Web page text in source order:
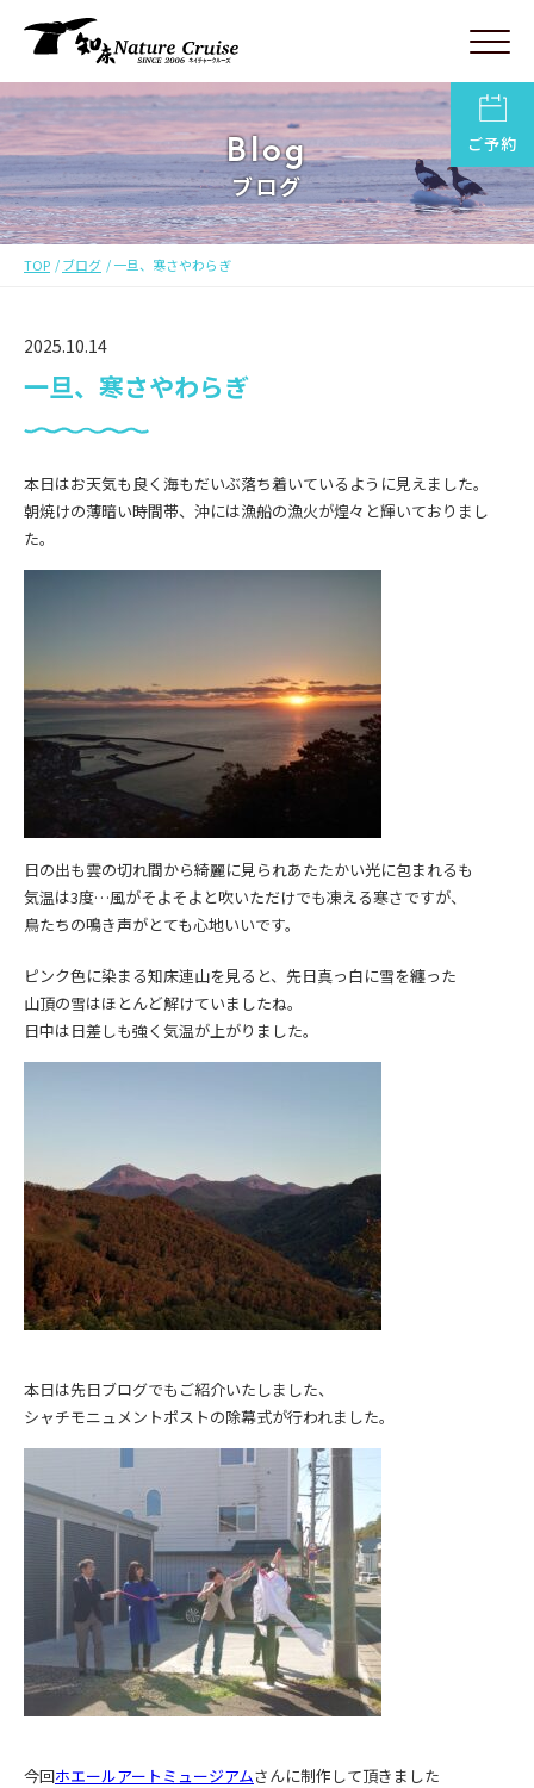
ご予約
Blog
ブログ
TOP ブログ 一旦、寒さやわらぎ
2025.10.14
一旦、寒さやわらぎ
本日はお天気も良く海もだいぶ落ち着いているように見えました。
朝焼けの薄暗い時間帯、沖には漁船の漁火が煌々と輝いておりまし
た。
日の出も雲の切れ間から綺麗に見られあたたかい光に包まれるも
気温は3度…風がそよそよと吹いただけでも凍える寒さですが、
鳥たちの鳴き声がとても心地いいです。
ピンク色に染まる知床連山を見ると、先日真っ白に雪を纏った
山頂の雪はほとんど解けていましたね。
日中は日差しも強く気温が上がりました。
本日は先日ブログでもご紹介いたしました、
シャチモニュメントポストの除幕式が行われました。
今回ホエールアートミュージアムさんに制作して頂きました